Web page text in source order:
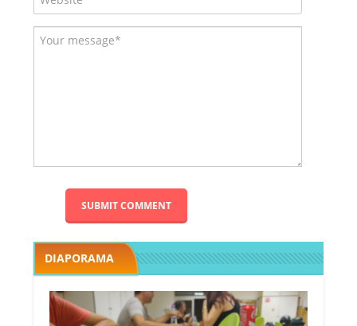
DIAPORAMA